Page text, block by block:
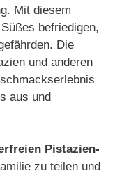
Mit diesem
befriedigen,
Die
und anderen
aus und
Pistazien-
zu teilen und